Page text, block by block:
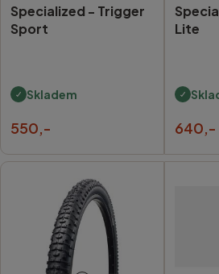
Specialized - Trigger
Sport
Skladem
550,-
Lite
640,-